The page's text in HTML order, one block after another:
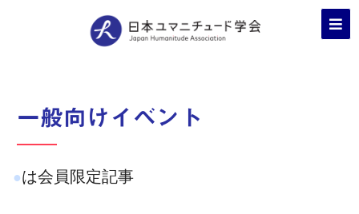
一般向けイベント
●は会員限定記事